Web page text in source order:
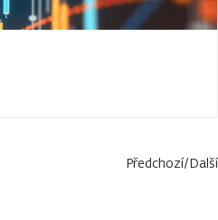
Předchozí/Další